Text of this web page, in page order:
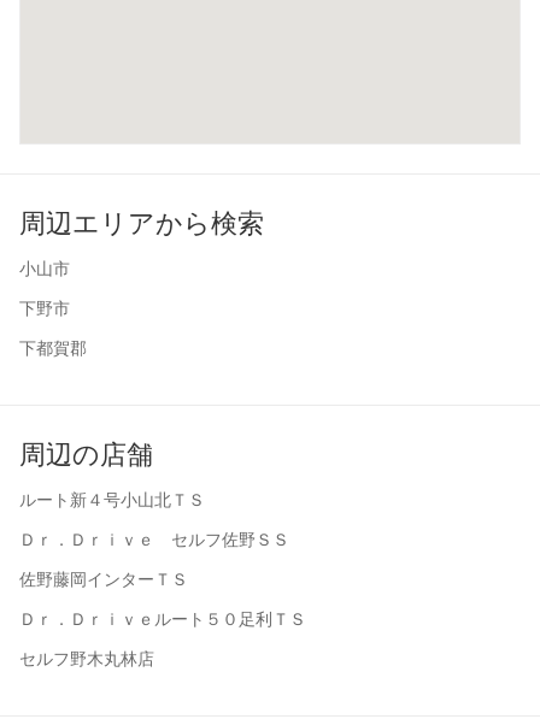
周辺エリアから検索
小山市
下野市
下都賀郡
周辺の店舗
ルート新４号小山北ＴＳ
Ｄｒ．Ｄｒｉｖｅ セルフ佐野ＳＳ
佐野藤岡インターＴＳ
Ｄｒ．Ｄｒｉｖｅルート５０足利ＴＳ
セルフ野木丸林店